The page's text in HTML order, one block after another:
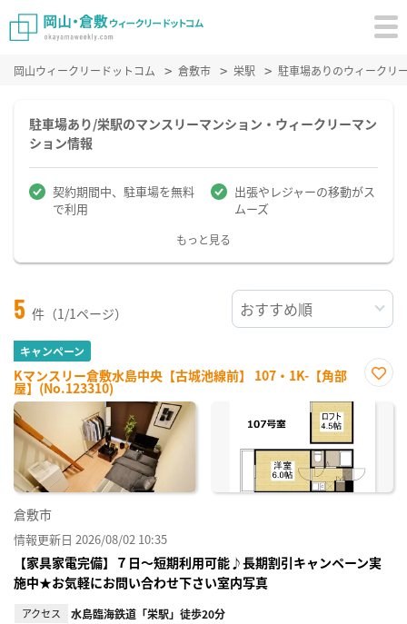
岡山ウィークリードットコム 倉敷市 栄駅 駐車場ありのウィークリ
駐車場あり/栄駅のマンスリーマンション・ウィークリーマン
ション情報
契約期間中、駐車場を無料
で利用
出張やレジャーの移動がス
ムーズ
もっと見る
5 件（1/1ページ）
キャンペーン
Kマンスリー倉敷水島中央【古城池線前】 107・1K-【角部
屋】(No.123310)
に入
倉敷市
情報更新日 2026/08/02 10:35
【家具家電完備】７日～短期利用可能♪長期割引キャンペーン実
施中★お気軽にお問い合わせ下さい室内写真
アクセス 水島臨海鉄道「栄駅」徒歩20分